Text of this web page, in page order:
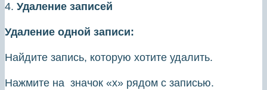
4. Удаление записей
Удаление одной записи:
Найдите запись, которую хотите удалить.
Нажмите на значок «х» рядом с записью.